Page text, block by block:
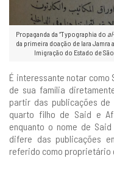
Propaganda da “Typographia do
da primeira doação de Iara Jamra
Imigração do Estado de
É interessante notar como
de sua família
partir das publicações de
quarto filho de Said e
enquanto o nome de
difere das publicações
referido como proprietário